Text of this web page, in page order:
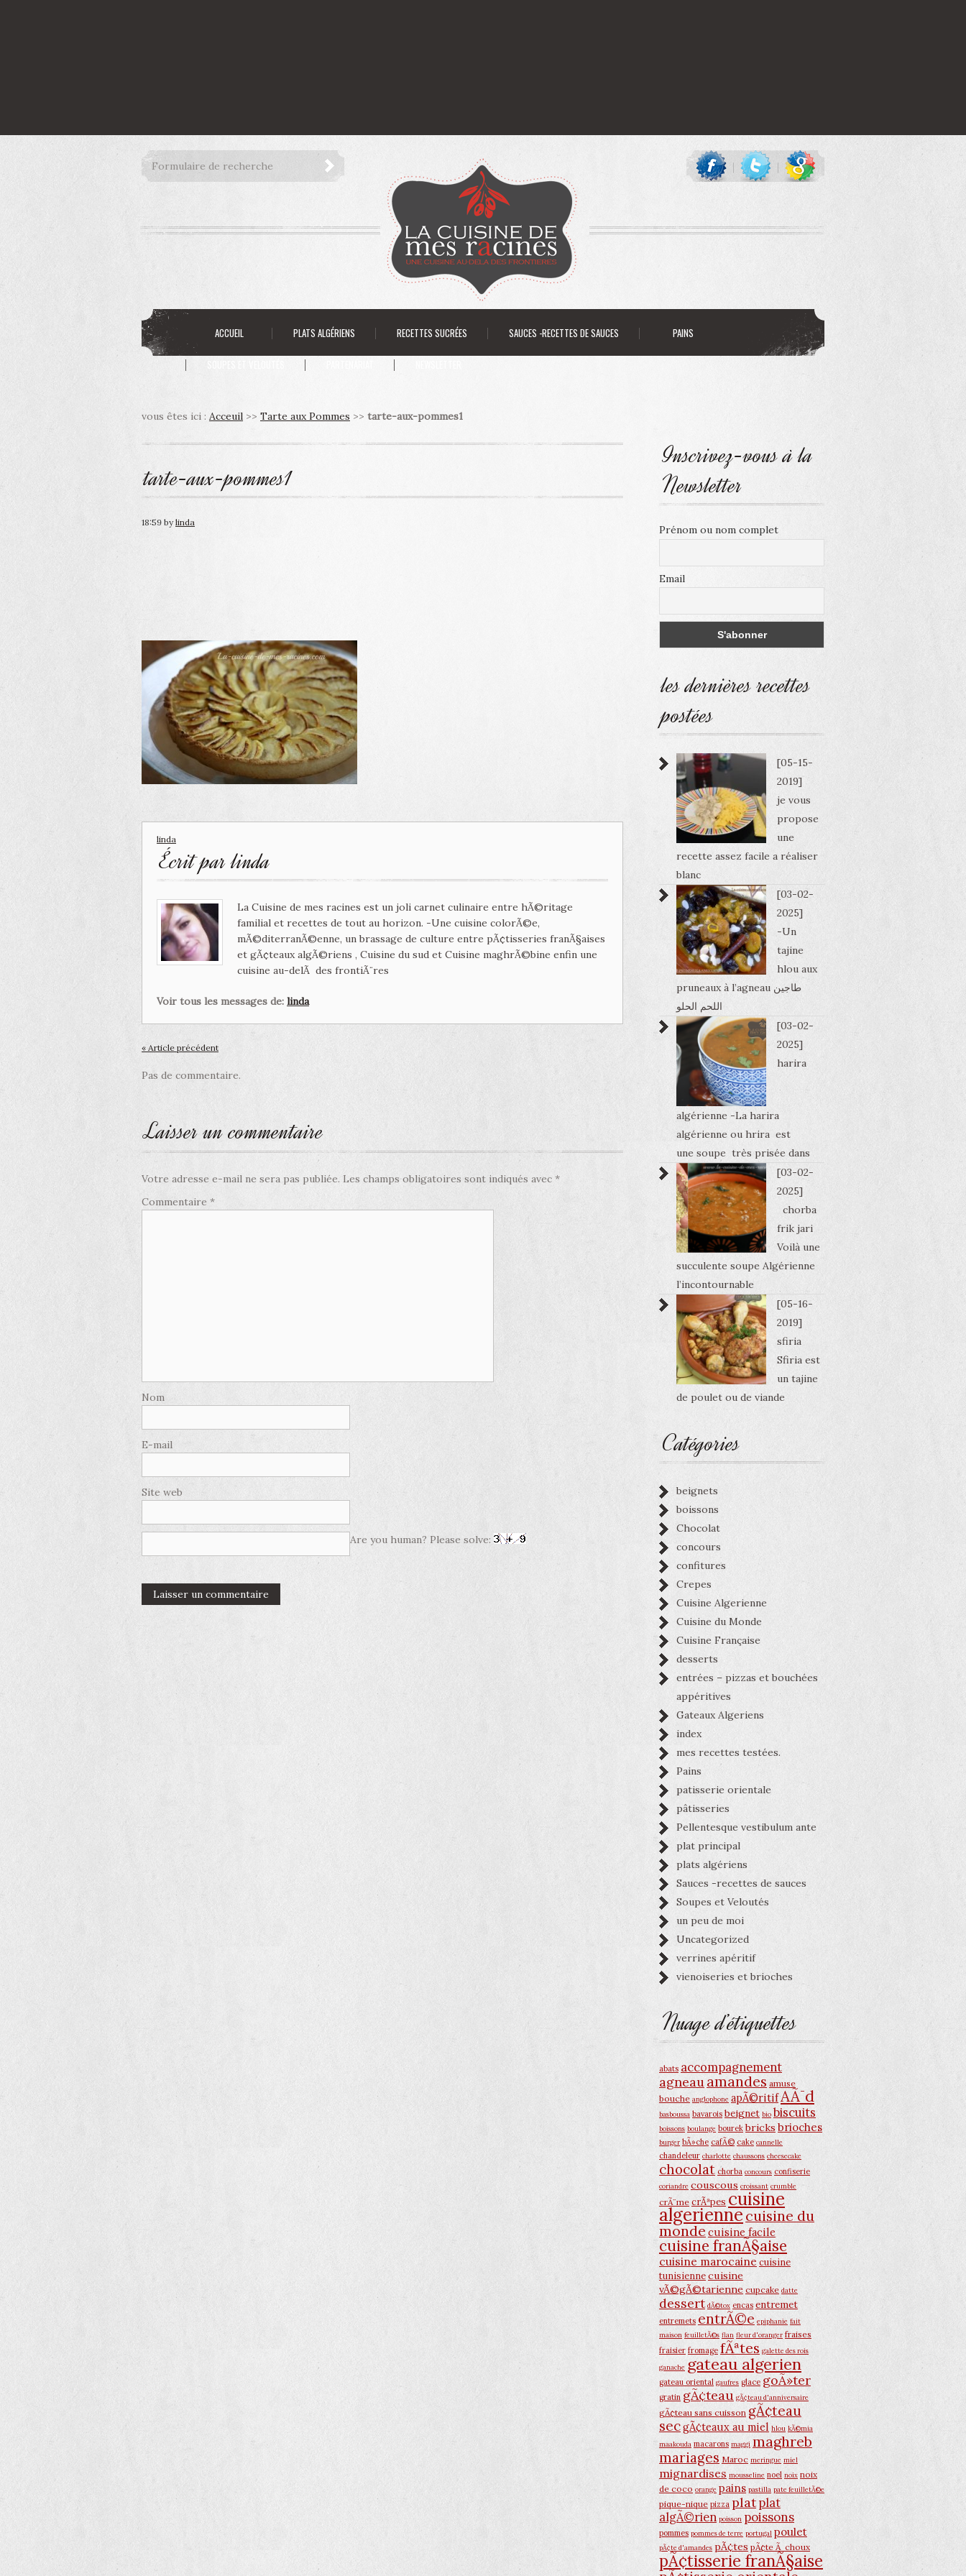
ACCUEIL PLATS ALGÉRIENS RECETTES SUCRÉES SAUCES -RECETTES DE SAUCES PAINS
vous êtes ici : Acceuil >> Tarte aux Pommes >> tarte-aux-pommes1
tarte-aux-pommes1
18:59 bylinda
linda
Écrit parlinda
La Cuisine de mes racines est un joli carnet culinaire entre hÃ©ritage
familial et recettes de tout au horizon. -Une cuisine colorÃ©e,
mÃ©diterranÃ©enne, un brassage de culture entre pÃ¢tisseries franÃ§aises
et gÃ¢teaux algÃ©riens , Cuisine du sud et Cuisine maghrÃ©bine enfin une
cuisine au-delÃ des frontiÃ¨res
Voir tous les messages de: linda
« Article précédent
Pas de commentaire.
Laisser un commentaire
Votre adresse e-mail ne sera pas publiée. Les champs obligatoires sont indiqués avec *
Commentaire *
Nom
E-mail
Site web
Are you human? Please solve:
Inscrivez-vous à la
Newsletter
Prénom ou nom complet
Email
les dernières recettes
postées
[05-15-
2019]
je vous
propose
une
recette assez facile a réaliser
blanc
[03-02-
2025]
-Un
tajine
hlou aux
pruneaux à l’agneau طاجين
اللحم الحلو
[03-02-
2025]
harira
algérienne -La harira
algérienne ou hrira est
une soupe très prisée dans
[03-02-
2025]
chorba
frik jari
Voilà une
succulente soupe Algérienne
l’incontournable
[05-16-
2019]
sfiria
Sfiria est
un tajine
de poulet ou de viande
Catégories
beignets
boissons
Chocolat
concours
confitures
Crepes
Cuisine Algerienne
Cuisine du Monde
Cuisine Française
desserts
entrées – pizzas et bouchées
appéritives
Gateaux Algeriens
index
mes recettes testées.
Pains
patisserie orientale
pâtisseries
Pellentesque vestibulum ante
plat principal
plats algériens
Sauces -recettes de sauces
Soupes et Veloutés
un peu de moi
Uncategorized
verrines apéritif
vienoiseries et brioches
Nuage d’étiquettes
abats accompagnement
agneauamandes amuse
bouche anglophone apÃ©ritifAÃ¯d
basboussa bavarois beignet bio biscuits
boissons boulange bourek bricks brioches
burger bÃ»che cafÃ© cake cannelle
chandeleur charlotte chaussons cheesecake
chocolat chorba concours confiserie
coriandre couscous croissant crumble
crÃ¨me crÃªpes cuisine
algeriennecuisine du
monde cuisine facile
cuisine franÃ§aise
cuisine marocaine cuisine
tunisiennecuisine
vÃ©gÃ©tarienne cupcake datte
dessert dÃ©tox encas entremet
entremets entrÃ©e epiphanie fait
maison feuilletÃ©s flan fleur d'oranger fraises
fraisier fromage fÃªtes galette des rois
ganache gateau algerien
gateau oriental gaufres glace goÃ»ter
gratin gÃ¢teau gÃ¢teau d'anniversaire
gÃ¢teau sans cuisson gÃ¢teau
secgÃ¢teaux au miel hlou kÃ©mia
maakouda macarons maggi maghreb
mariages Maroc meringue miel
mignardises mousseline noel noix noix
de coco orange pains pastilla pate feuilletÃ©e
pique-nique pizza plat plat
algÃ©rien poisson poissons
pommes pommes de terre portugal poulet
pÃ¢te d'amandes pÃ¢tes pÃ¢te Ã choux
pÃ¢tisserie franÃ§aise